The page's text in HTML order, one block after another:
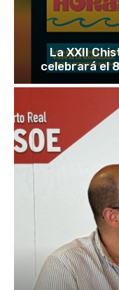
La XXII
celebrará el